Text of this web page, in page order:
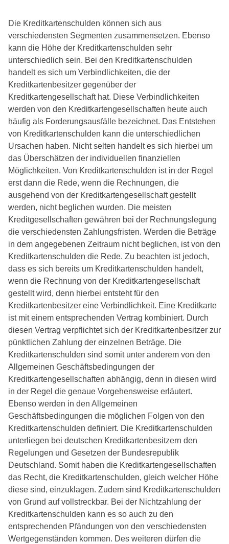
Die Kreditkartenschulden können sich aus
verschiedensten Segmenten zusammensetzen. Ebenso
kann die Höhe der Kreditkartenschulden sehr
unterschiedlich sein. Bei den Kreditkartenschulden
handelt es sich um Verbindlichkeiten, die der
Kreditkartenbesitzer gegenüber der
Kreditkartengesellschaft hat. Diese Verbindlichkeiten
werden von den Kreditkartengesellschaften heute auch
häufig als Forderungsausfälle bezeichnet. Das Entstehen
von Kreditkartenschulden kann die unterschiedlichen
Ursachen haben. Nicht selten handelt es sich hierbei um
das Überschätzen der individuellen finanziellen
Möglichkeiten. Von Kreditkartenschulden ist in der Regel
erst dann die Rede, wenn die Rechnungen, die
ausgehend von der Kreditkartengesellschaft gestellt
werden, nicht beglichen wurden. Die meisten
Kreditgesellschaften gewähren bei der Rechnungslegung
die verschiedensten Zahlungsfristen. Werden die Beträge
in dem angegebenen Zeitraum nicht beglichen, ist von den
Kreditkartenschulden die Rede. Zu beachten ist jedoch,
dass es sich bereits um Kreditkartenschulden handelt,
wenn die Rechnung von der Kreditkartengesellschaft
gestellt wird, denn hierbei entsteht für den
Kreditkartenbesitzer eine Verbindlichkeit. Eine Kreditkarte
ist mit einem entsprechenden Vertrag kombiniert. Durch
diesen Vertrag verpflichtet sich der Kreditkartenbesitzer zur
pünktlichen Zahlung der einzelnen Beträge. Die
Kreditkartenschulden sind somit unter anderem von den
Allgemeinen Geschäftsbedingungen der
Kreditkartengesellschaften abhängig, denn in diesen wird
in der Regel die genaue Vorgehensweise erläutert.
Ebenso werden in den Allgemeinen
Geschäftsbedingungen die möglichen Folgen von den
Kreditkartenschulden definiert. Die Kreditkartenschulden
unterliegen bei deutschen Kreditkartenbesitzern den
Regelungen und Gesetzen der Bundesrepublik
Deutschland. Somit haben die Kreditkartengesellschaften
das Recht, die Kreditkartenschulden, gleich welcher Höhe
diese sind, einzuklagen. Zudem sind Kreditkartenschulden
von Grund auf vollstreckbar. Bei der Nichtzahlung der
Kreditkartenschulden kann es so auch zu den
entsprechenden Pfändungen von den verschiedensten
Wertgegenständen kommen. Des weiteren dürfen die